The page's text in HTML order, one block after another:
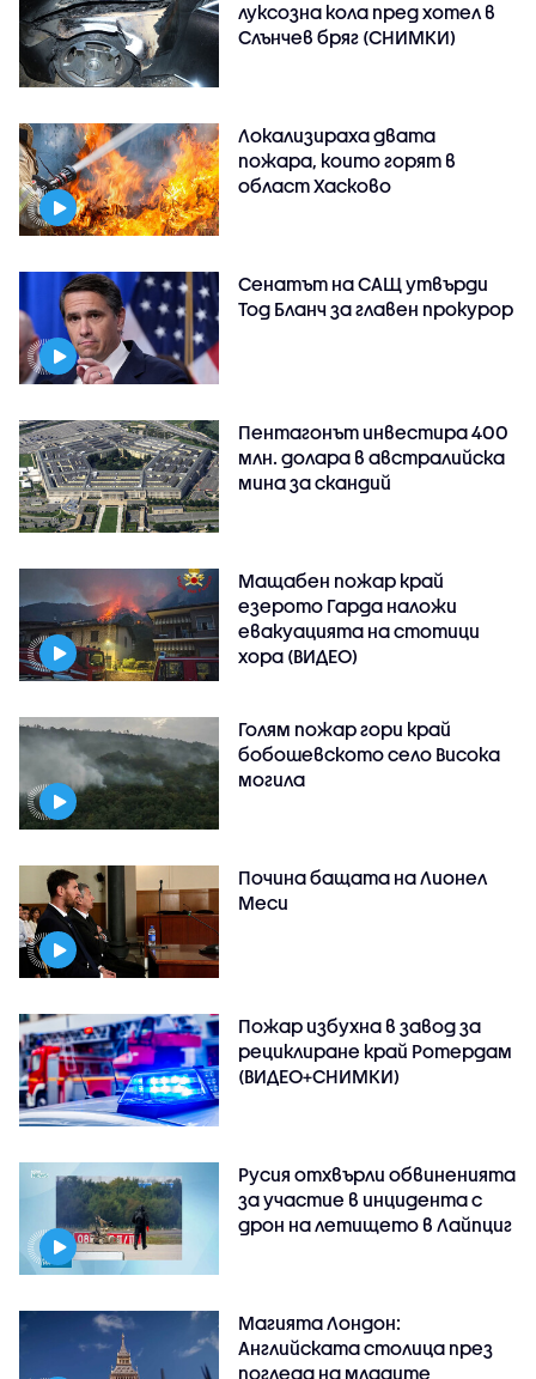
луксозна кола пред хотел в
Слънчев бряг (СНИМКИ)
Локализираха двата
пожара, които горят в
област Хасково
Сенатът на САЩ утвърди
Тод Бланч за главен прокурор
Пентагонът инвестира 400
млн. долара в австралийска
мина за скандий
Мащабен пожар край
езерото Гарда наложи
евакуацията на стотици
хора (ВИДЕО)
Голям пожар гори край
бобошевското село Висока
могила
Почина бащата на Лионел
Меси
Пожар избухна в завод за
рециклиране край Ротердам
(ВИДЕО+СНИМКИ)
Русия отхвърли обвиненията
за участие в инцидента с
дрон на летището в Лайпциг
Магията Лондон:
Английската столица през
погледа на младите